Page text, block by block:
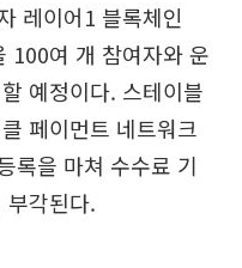
레이어1 블록체인
100여 개 참여자와 운
예정이다. 스테이블
페이먼트 네트워크
록을 마쳐 수수료 기
부각된다.